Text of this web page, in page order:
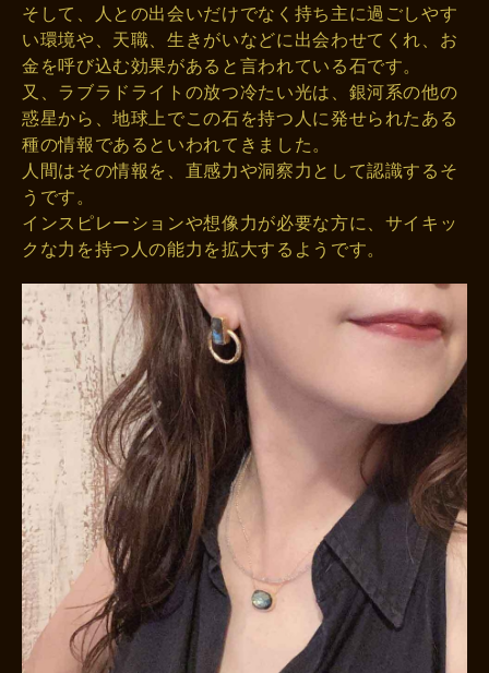
そして、人との出会いだけでなく持ち主に過ごしやす
い環境や、天職、生きがいなどに出会わせてくれ、お
金を呼び込む効果があると言われている石です。
又、ラブラドライトの放つ冷たい光は、銀河系の他の
惑星から、地球上でこの石を持つ人に発せられたある
種の情報であるといわれてきました。
人間はその情報を、直感力や洞察力として認識するそ
うです。
インスピレーションや想像力が必要な方に、サイキッ
クな力を持つ人の能力を拡大するようです。